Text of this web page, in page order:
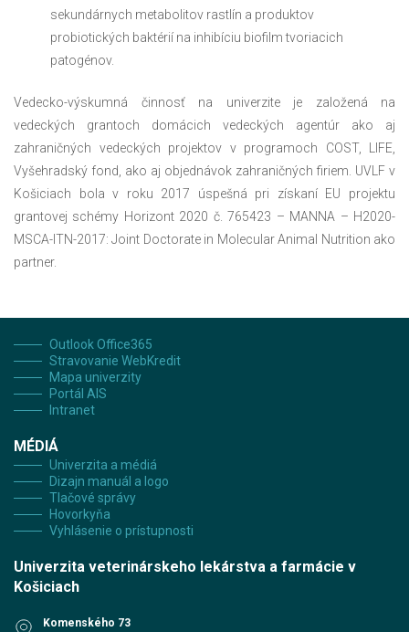
sekundárnych metabolitov rastlín a produktov
probiotických baktérií na inhibíciu biofilm tvoriacich
patogénov.
Vedecko-výskumná činnosť na univerzite je založená na
vedeckých grantoch domácich vedeckých agentúr ako aj
zahraničných vedeckých projektov v programoch COST, LIFE,
Vyšehradský fond, ako aj objednávok zahraničných firiem. UVLF v
Košiciach bola v roku 2017 úspešná pri získaní EU projektu
grantovej schémy Horizont 2020 č. 765423 – MANNA – H2020-
MSCA-ITN-2017: Joint Doctorate in Molecular Animal Nutrition ako
partner.
Outlook Office365
Stravovanie WebKredit
Mapa univerzity
Portál AIS
Intranet
MÉDIÁ
Univerzita a médiá
Dizajn manuál a logo
Tlačové správy
Hovorkyňa
Vyhlásenie o prístupnosti
Univerzita veterinárskeho lekárstva a farmácie v
Košiciach
Komenského 73